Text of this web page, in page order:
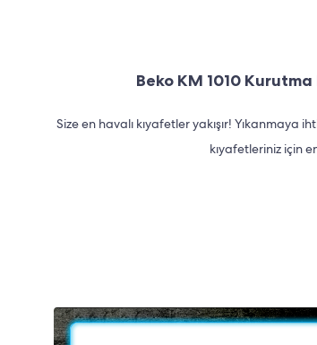
Beko KM 1010
Size en havalı kıyafetler yakışır!
kıyafetleriniz için